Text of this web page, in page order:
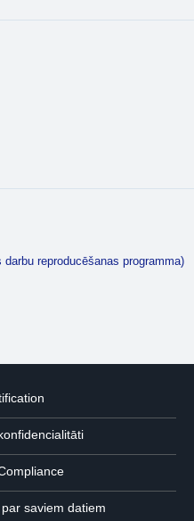
reproducēšanas programma)
saviem datiem